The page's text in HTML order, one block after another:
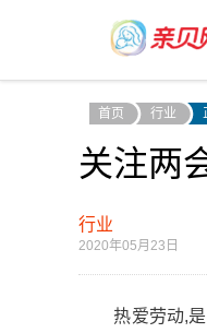
首页 行业
关注两
行业
2020年05月23日
热爱劳动,是中